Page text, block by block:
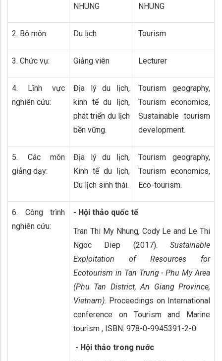
NHUNG
NHUNG
2. Bộ môn: Du lịch Tourism
3. Chức vụ: Giảng viên Lecturer
4. Lĩnh vực
nghiên cứu:
Địa lý du lịch,
kinh tế du lịch,
phát triển du lịch
bền vững.
Tourism geography,
Tourism economics,
Sustainable tourism
development.
5. Các môn
giảng dạy:
Địa lý du lịch,
Kinh tế du lịch,
Du lịch sinh thái.
Tourism geography,
Tourism economics,
Eco-tourism.
6. Công trình
nghiên cứu:
- Hội thảo quốc tế
Tran Thi My Nhung, Cody Le and Le Thi
Ngoc Diep (2017). Sustainable
Exploitation of Resources for
Ecotourism in Tan Trung - Phu My Area
(Phu Tan District, An Giang Province,
Vietnam). Proceedings on International
conference on Tourism and Marine
tourism , ISBN: 978-0-9945391-2-0.
- Hội thảo trong nước